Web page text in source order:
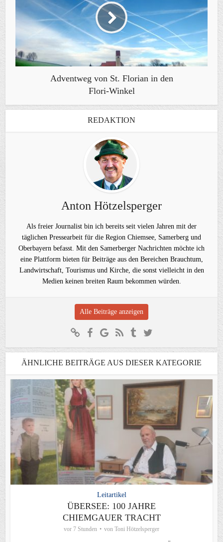
Adventweg von St. Florian in den
Flori-Winkel
REDAKTION
Anton Hötzelsperger
Als freier Journalist bin ich bereits seit vielen Jahren mit der
täglichen Pressearbeit für die Region Chiemsee, Samerberg und
Oberbayern befasst. Mit den Samerberger Nachrichten möchte ich
eine Plattform bieten für Beiträge aus den Bereichen Brauchtum,
Landwirtschaft, Tourismus und Kirche, die sonst vielleicht in den
Medien keinen breiten Raum bekommen würden.
Alle Beiträge anzeigen
ÄHNLICHE BEITRÄGE AUS DIESER KATEGORIE
Leitartikel
ÜBERSEE: 100 JAHRE
CHIEMGAUER TRACHT
vor 7 Stunden von Toni Hötzelsperger